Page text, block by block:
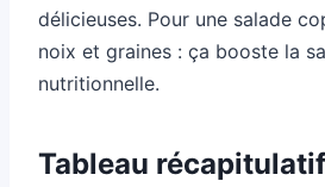
délicieuses. Pour une salade
noix et graines : ça booste la
nutritionnelle.
Tableau